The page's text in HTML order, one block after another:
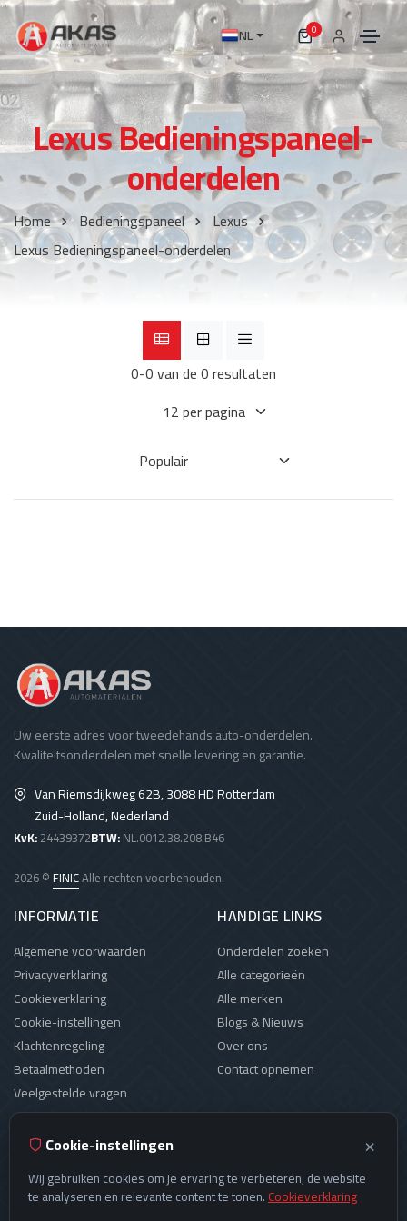
NL 0
Lexus Bedieningspaneel-
onderdelen
Home Bedieningspaneel
Lexus
Lexus Bedieningspaneel-onderdelen
0-0 van de 0 resultaten
Uw eerste adres voor tweedehands auto-onderdelen.
Kwaliteitsonderdelen met snelle levering en garantie.
Van Riemsdijkweg 62B, 3088 HD Rotterdam
Zuid-Holland, Nederland
KvK:24439372BTW:NL.0012.38.208.B46
2026 ©FINICAlle rechten voorbehouden.
INFORMATIE
Algemene voorwaarden
Privacyverklaring
Cookieverklaring
Cookie-instellingen
Klachtenregeling
Betaalmethoden
Veelgestelde vragen
HANDIGE LINKS
Onderdelen zoeken
Alle categorieën
Alle merken
Blogs & Nieuws
Over ons
Contact opnemen
OPENINGSTIJDEN
Dinsdag:
09:00 - 18:00
Cookie-instellingen ×
Wij gebruiken cookies om je ervaring te verbeteren, de website
te analyseren en relevante content te tonen.Cookieverklaring